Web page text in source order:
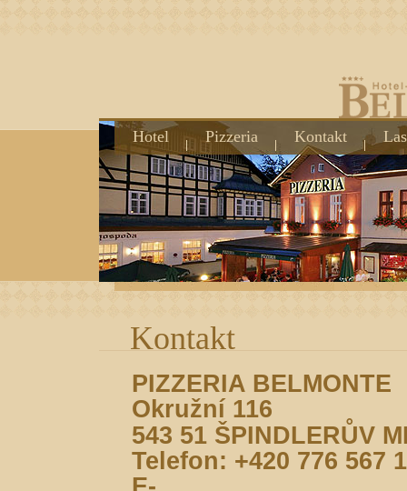
Hotel Pizzeria Kontakt
Kontakt
PIZZERIA BELMONTE
Okružní 116
543 51 ŠPINDLERŮV
Telefon: +420 776 567